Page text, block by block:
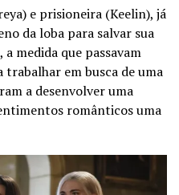
e prisioneira (Keelin), já
da loba para salvar sua
medida que passavam
em busca de uma
a desenvolver uma
românticos uma